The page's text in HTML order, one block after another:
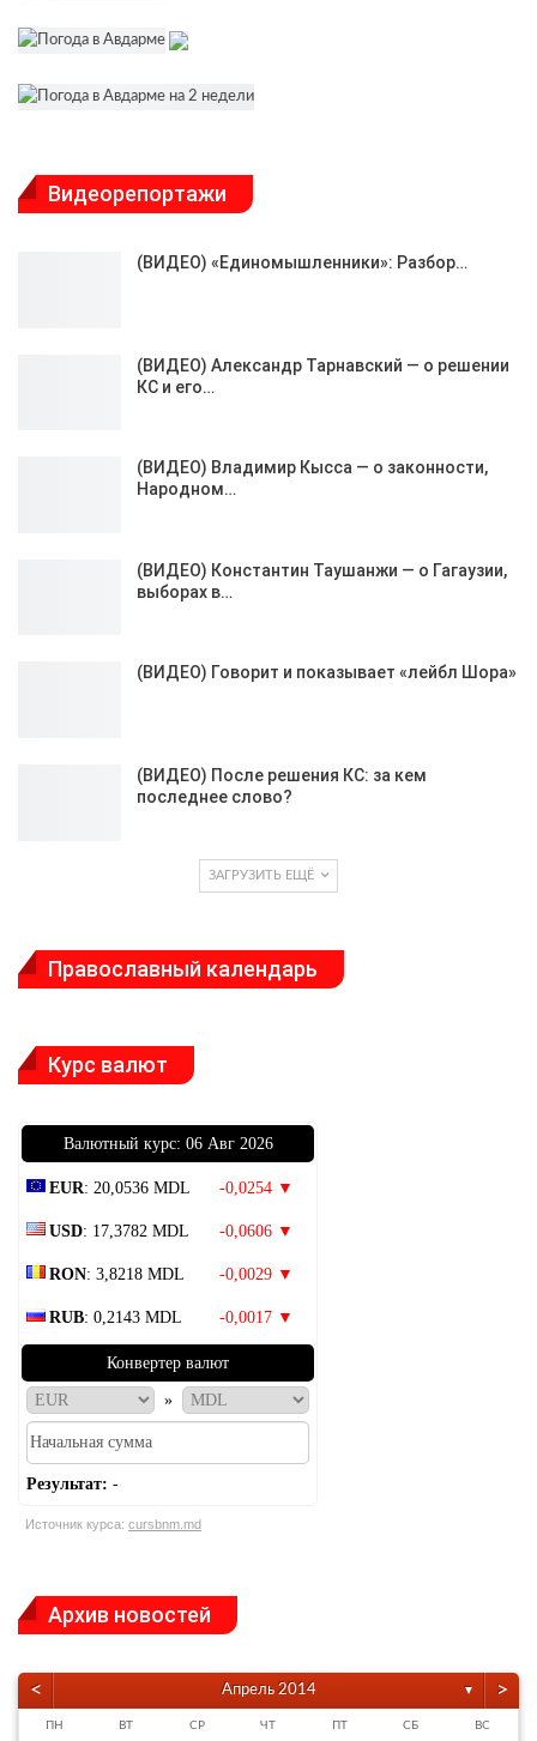
Видеорепортажи
(ВИДЕО) «Единомышленники»: Разбор…
(ВИДЕО) Александр Тарнавский — о решении
КС и его…
(ВИДЕО) Владимир Кысса — о законности,
Народном…
(ВИДЕО) Константин Таушанжи — о Гагаузии,
выборах в…
(ВИДЕО) Говорит и показывает «лейбл Шора»
(ВИДЕО) После решения КС: за кем
последнее слово?
ЗАГРУЗИТЬ ЕЩЁ
Православный календарь
Курс валют
Bалютный курс: 06 Авг 2026
EUR: 20,0536 MDL -0,0254 ▼
USD: 17,3782 MDL -0,0606 ▼
RON: 3,8218 MDL -0,0029 ▼
RUB: 0,2143 MDL -0,0017 ▼
Конвертер валют
»
Результат: -
Источник курса: cursbnm.md
Архив новостей
< Апрель 2014 ▼ >
ПН ВТ СР ЧТ ПТ СБ ВС